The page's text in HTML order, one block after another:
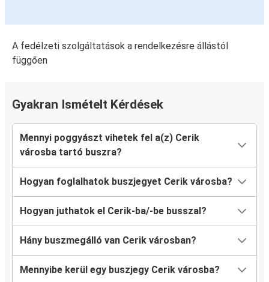
A fedélzeti szolgáltatások a rendelkezésre állástól
függően
Gyakran Ismételt Kérdések
Mennyi poggyászt vihetek fel a(z) Cerik
városba tartó buszra?
Hogyan foglalhatok buszjegyet Cerik városba?
Hogyan juthatok el Cerik-ba/-be busszal?
Hány buszmegálló van Cerik városban?
Mennyibe kerül egy buszjegy Cerik városba?